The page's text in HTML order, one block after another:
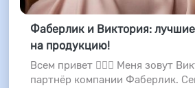
Фаберлик и Виктория:
на продукцию!
Всем привет 🖐🏻🙂 Меня зовут
партнёр компании Фаберлик.